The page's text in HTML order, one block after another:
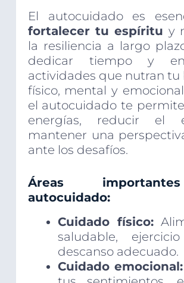
El autocuidado es
fortalecer tu espíritu y
la resiliencia a largo
dedicar tiempo y
actividades que nutran tu
físico, mental y
el autocuidado te
energías, reducir el
mantener una
ante los desafíos.
Áreas
autocuidado:
Cuidado físico:
saludable,
descanso adecuado.
Cuidado emocional: